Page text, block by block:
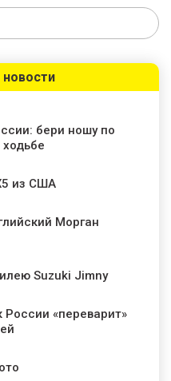
бери ношу по
из США
Морган
Suzuki Jimny
«переварит»